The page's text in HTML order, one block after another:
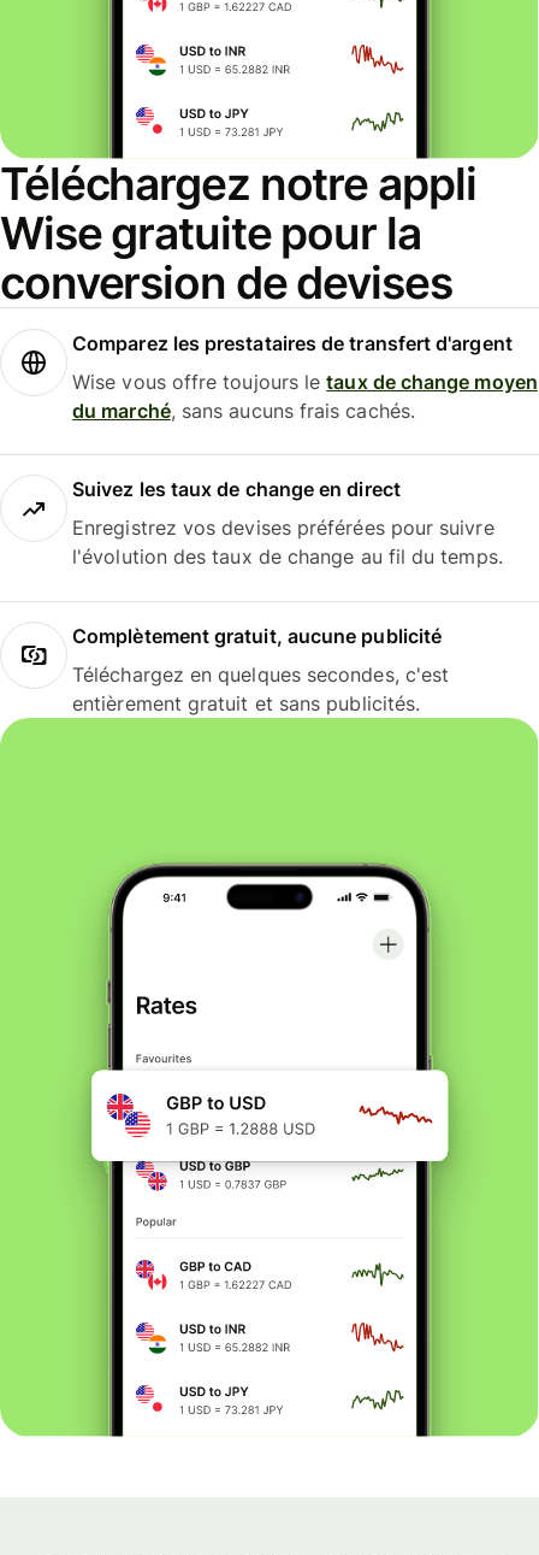
Téléchargez notre appli
Wise gratuite pour la
conversion de devises
Comparez les prestataires de transfert d'argent
Wise vous offre toujours letaux de change moyen
du marché, sans aucuns frais cachés.
Suivez les taux de change en direct
Enregistrez vos devises préférées pour suivre
l'évolution des taux de change au fil du temps.
Complètement gratuit, aucune publicité
Téléchargez en quelques secondes, c'est
entièrement gratuit et sans publicités.